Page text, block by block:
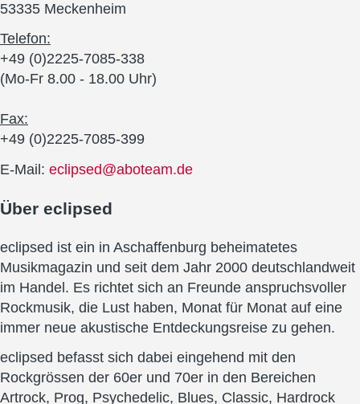
53335 Meckenheim
Telefon:
+49 (0)2225-7085-338
(Mo-Fr 8.00 - 18.00 Uhr)
Fax:
+49 (0)2225-7085-399
E-Mail: eclipsed@aboteam.de
Über eclipsed
eclipsed ist ein in Aschaffenburg beheimatetes
Musikmagazin und seit dem Jahr 2000 deutschlandweit
im Handel. Es richtet sich an Freunde anspruchsvoller
Rockmusik, die Lust haben, Monat für Monat auf eine
immer neue akustische Entdeckungsreise zu gehen.
eclipsed befasst sich dabei eingehend mit den
Rockgrössen der 60er und 70er in den Bereichen
Artrock, Prog, Psychedelic, Blues, Classic, Hardrock